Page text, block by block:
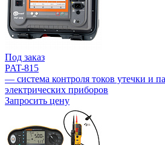
Под заказ
PAT-815
— система контроля токов утечки и
электрических приборов
Запросить цену